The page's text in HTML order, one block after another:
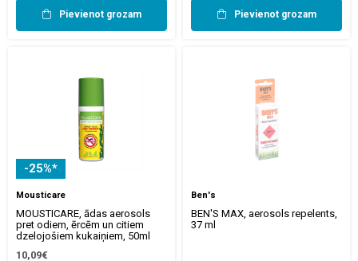
Pievienot grozam Pievienot grozam
-25%*
Mousticare
MOUSTICARE, ādas aerosols
pret odiem, ērcēm un citiem
dzelojošiem kukaiņiem, 50ml
10,09€
Ben's
BEN'S MAX, aerosols repelents,
37 ml